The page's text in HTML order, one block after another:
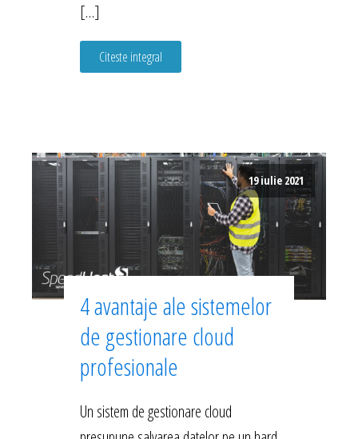
[…]
Citeste integral
19 iulie 2021
4 avantaje ale sistemelor
de gestionare cloud
profesionale
Un sistem de gestionare cloud